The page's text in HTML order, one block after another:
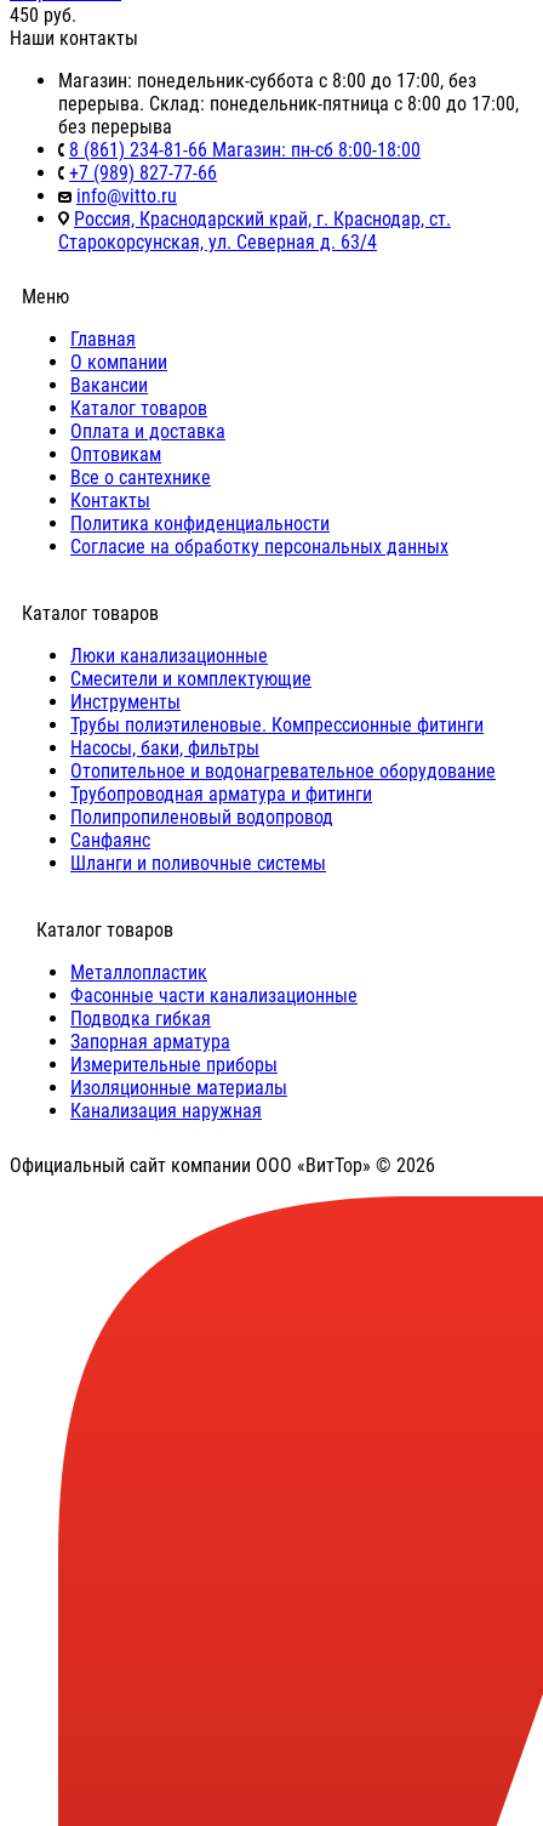
450 руб.
Наши контакты
Магазин: понедельник-суббота с 8:00 до 17:00, без
перерыва. Склад: понедельник-пятница с 8:00 до 17:00,
без перерыва
8 (861) 234-81-66 Магазин: пн-сб 8:00-18:00
+7 (989) 827-77-66
info@vitto.ru
Россия, Краснодарский край, г. Краснодар, ст.
Старокорсунская, ул. Северная д. 63/4
Меню
Главная
О компании
Вакансии
Каталог товаров
Оплата и доставка
Оптовикам
Все о сантехнике
Контакты
Политика конфиденциальности
Согласие на обработку персональных данных
Каталог товаров
Люки канализационные
Cмесители и комплектующие
Инструменты
Трубы полиэтиленовые. Компрессионные фитинги
Насосы, баки, фильтры
Отопительное и водонагревательное оборудование
Трубопроводная арматура и фитинги
Полипропиленовый водопровод
Санфаянс
Шланги и поливочные системы
⠀Каталог товаров
Металлопластик
Фасонные части канализационные
Подводка гибкая
Запорная арматура
Измерительные приборы
Изоляционные материалы
Канализация наружная
Официальный сайт компании ООО «ВитТор» © 2026